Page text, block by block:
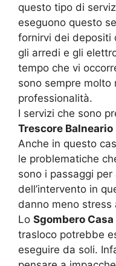
questo tipo di
eseguono questo
fornirvi dei depositi
gli arredi e gli
tempo che vi
sono sempre molto
professionalità.
I servizi che sono
Trescore Balneario
Anche in questo
le problematiche
sono i passaggi
dell’intervento in
danno meno stress
Lo Sgombero
trasloco potrebbe
eseguire da soli.